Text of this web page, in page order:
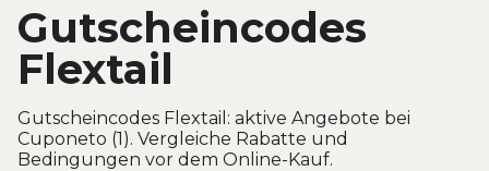
Gutscheincodes
Flextail
Gutscheincodes Flextail: aktive Angebote bei
Cuponeto (1). Vergleiche Rabatte und
Bedingungen vor dem Online-Kauf.